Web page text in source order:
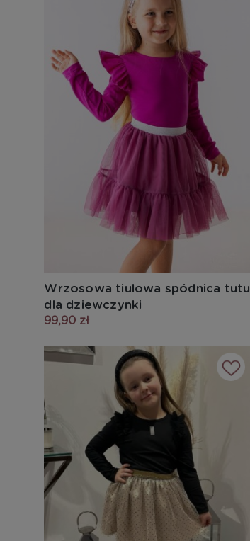
Wrzosowa tiulowa spódnica tutu
dla dziewczynki
99,90 zł